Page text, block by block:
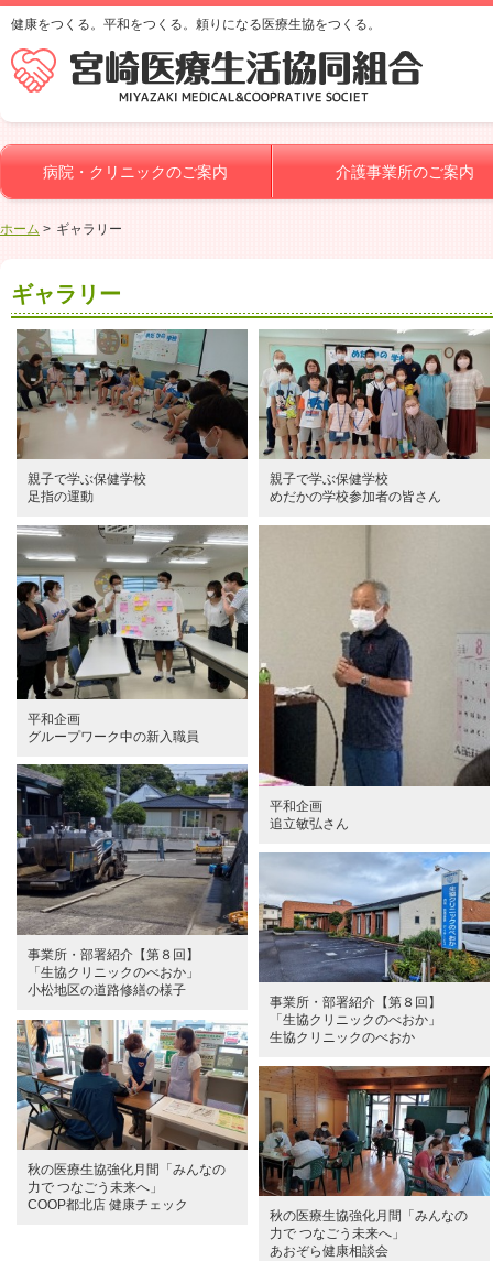
健康をつくる。平和をつくる。頼りになる医療生協をつくる。
病院・クリニックのご案内 介護事業所のご案内
ホーム ギャラリー
ギャラリー
親子で学ぶ保健学校
足指の運動
親子で学ぶ保健学校
めだかの学校参加者の皆さん
平和企画
グループワーク中の新入職員
平和企画
追立敏弘さん
事業所・部署紹介【第８回】
「生協クリニックのべおか」
小松地区の道路修繕の様子
事業所・部署紹介【第８回】
「生協クリニックのべおか」
生協クリニックのべおか
秋の医療生協強化月間「みんなの
力で つなごう未来へ」
COOP都北店 健康チェック
秋の医療生協強化月間「みんなの
力で つなごう未来へ」
あおぞら健康相談会